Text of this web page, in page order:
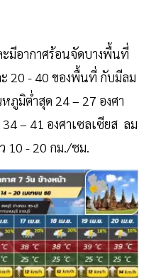
มีอากาศร้อนจัดบางพื้นที่
20 - 40 ของพื้นที่ กับมีลม
ภูมิต่ำสุด 24 – 27 องศา
– 41 องศาเซลเซียส ลม
10 - 20 กม./ชม.